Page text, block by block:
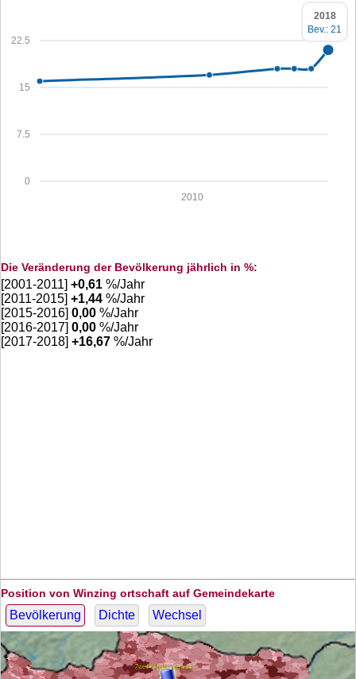
0
7.5
15
22.5
2010
2018
Bev.: 21
Die Veränderung der Bevölkerung jährlich in %:
[2001-2011] +0,61 %/Jahr
[2011-2015] +1,44 %/Jahr
[2015-2016] 0,00 %/Jahr
[2016-2017] 0,00 %/Jahr
[2017-2018] +16,67 %/Jahr
Position von Winzing ortschaft auf Gemeindekarte
Bevölkerung Dichte Wechsel